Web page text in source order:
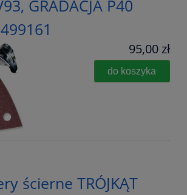
GRADACJA P40
95,00 zł
do koszyka
ścierne TRÓJKĄT